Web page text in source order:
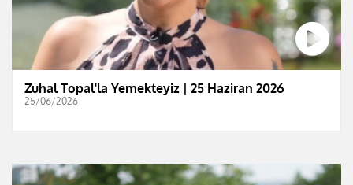
Zuhal Topal'la Yemekteyiz | 25 Haziran 2026
25/06/2026